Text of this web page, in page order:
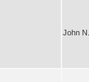
John